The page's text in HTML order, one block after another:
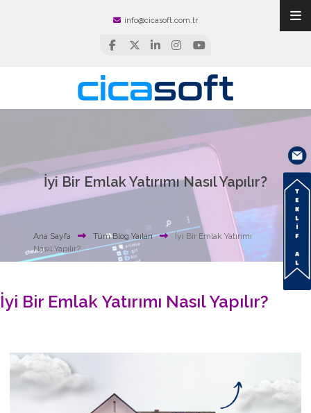
info@cicasoft.com.tr
İyi Bir Emlak Yatırımı Nasıl Yapılır?
Ana Sayfa Tüm Blog Yaıları
İyi Bir Emlak Yatırımı
Nasıl Yapılır?
İyi Bir Emlak Yatırımı Nasıl Yapılır?